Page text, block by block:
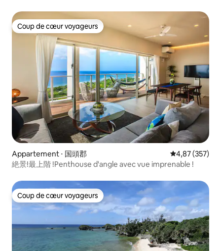
personnes !Chambre individuelle calme et☆ tranquille♪
Coup de cœur voyageurs
Coup de cœur voyageurs
Appartement ⋅ 国頭郡 Évaluation
4,87 (357)
絶景!最上階 !Penthouse d'angle avec vue imprenable !
Coup de cœur voyageurs
Coup de cœur voyageurs